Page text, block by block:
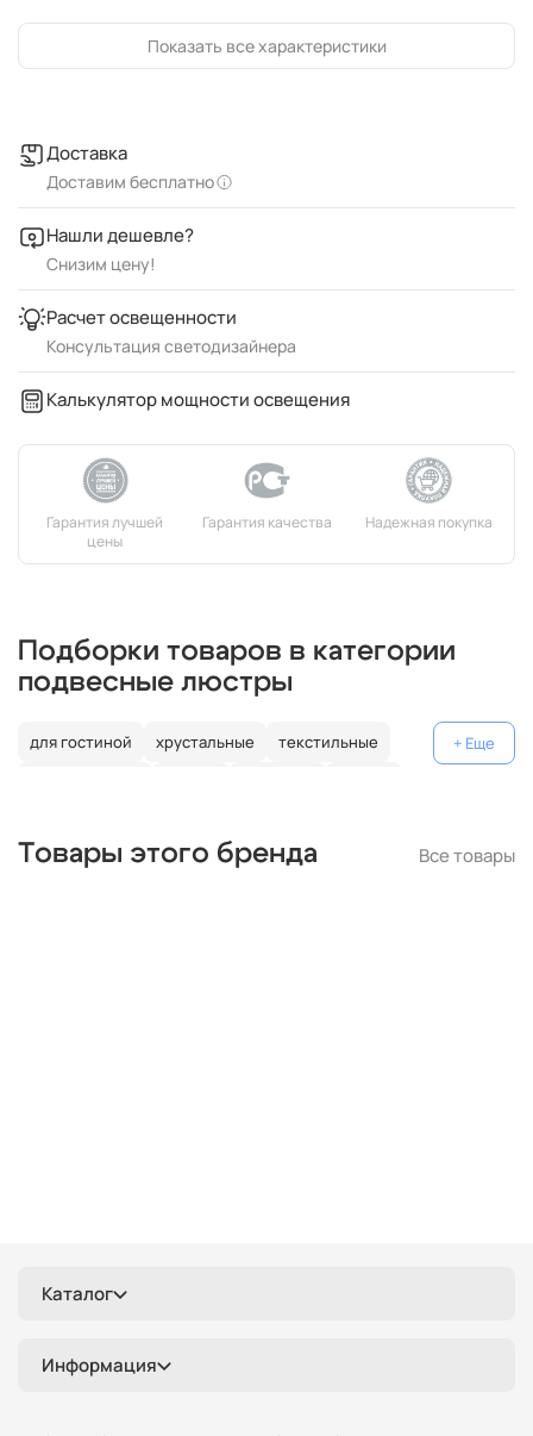
Показать все характеристики
Доставка
Доставим бесплатно
Нашли дешевле?
Снизим цену!
Расчет освещенности
Консультация светодизайнера
Калькулятор мощности освещения
Подборки товаров в категории
подвесные люстры
для гостиной хрустальные
текстильные
белые
лофт бронзовые современные
шары
Товары этого бренда Все товары
Каталог
Информация